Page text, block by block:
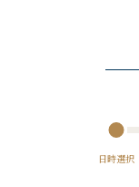
日時選択